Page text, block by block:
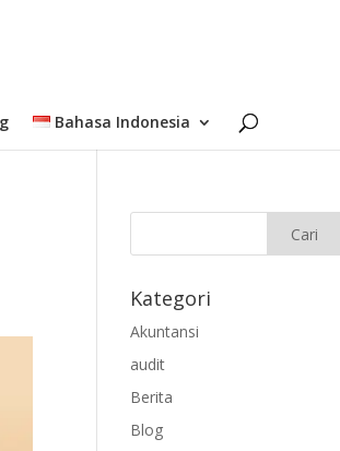
Bahasa Indonesia
Kategori
Akuntansi
audit
Berita
Blog